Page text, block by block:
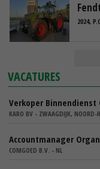
2024,
VACATURES
Verkoper
KARO BV - ZWAAGDIJK, NOORD-
Accountmanager
COMGOED B.V. - NL